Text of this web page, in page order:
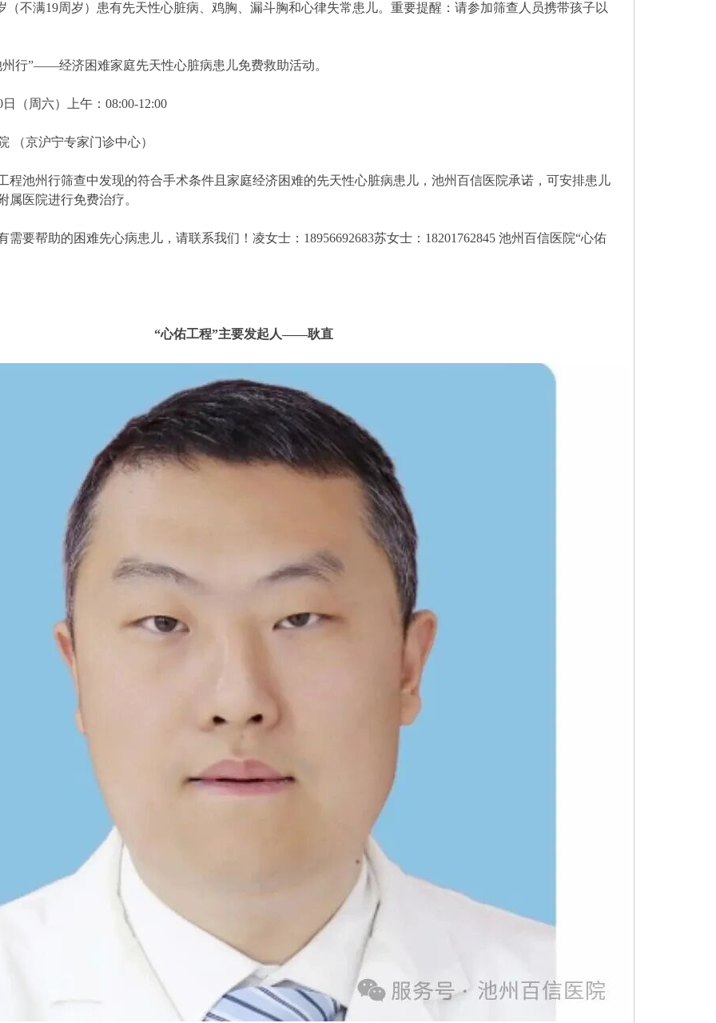
（不满19周岁）患有先天性心脏病、鸡胸、漏斗胸和心律失常患儿。重要提醒：请参加筛查人员携带孩子以
行”——经济困难家庭先天性心脏病患儿免费救助活动。
（周六）上午：08:00-12:00
（京沪宁专家门诊中心）
程池州行筛查中发现的符合手术条件且家庭经济困难的先天性心脏病患儿，池州百信医院承诺，可安排患儿
属医院进行免费治疗。
需要帮助的困难先心病患儿，请联系我们！凌女士：18956692683苏女士：18201762845 池州百信医院“心佑
“心佑工程”主要发起人——耿直